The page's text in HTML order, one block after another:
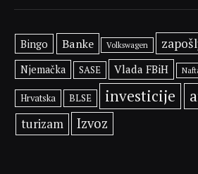
Bingo Banke Volkswagen
Njemačka
SASE Vlada FBiH
Hrvatska BLSE investicije
turizam Izvoz